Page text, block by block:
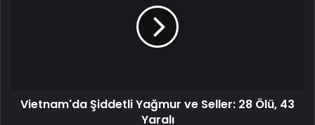
Vietnam'da Şiddetli Yağmur ve Seller: 28 Ölü, 43
Yaralı